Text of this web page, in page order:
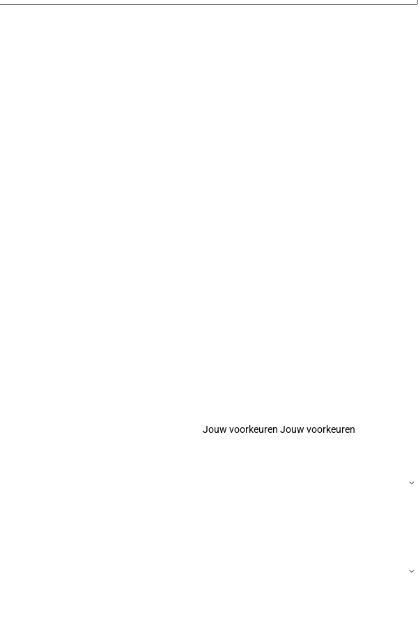
Jouw voorkeuren